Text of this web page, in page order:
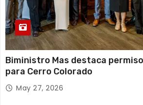
Biministro Mas destaca
para Cerro Colorado
May 27, 2026